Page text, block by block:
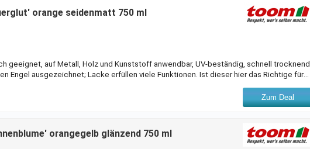
orange seidenmatt 750 ml
geeignet, auf Metall, Holz und Kunststoff anwendbar, UV-beständig, schnell trocknend
Engel ausgezeichnet; Lacke erfüllen viele Funktionen. Ist dieser hier das Richtige für
Mit einem Inhalt von 0,75 l lassen sich bei einem einmaligen Anstrich größere
Zum Deal
orangegelb glänzend 750 ml